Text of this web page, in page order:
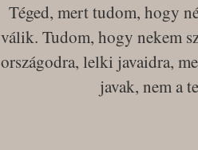
Téged, mert tudom, hogy
válik. Tudom, hogy nekem
országodra, lelki javaidra,
javak, nem a